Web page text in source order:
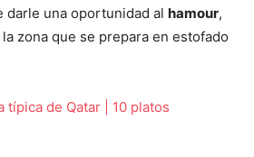
darle una oportunidad al hamour,
zona que se prepara en estofado
típica de Qatar | 10 platos